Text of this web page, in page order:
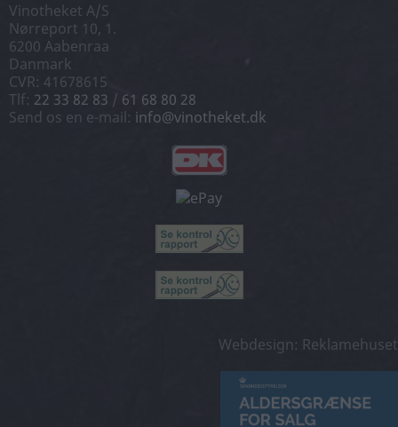
Vinotheket A/S
Nørreport 10, 1.
6200 Aabenraa
Danmark
CVR: 41678615
Tlf: 22 33 82 83 / 61 68 80 28
Send os en e-mail: info@vinotheket.dk
Webdesign: Reklamehuset